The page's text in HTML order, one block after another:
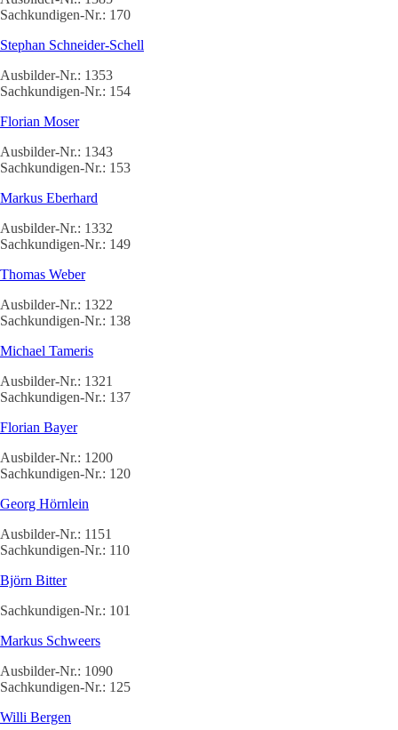
Sachkundigen-Nr.: 170
Stephan Schneider-Schell
Ausbilder-Nr.: 1353
Sachkundigen-Nr.: 154
Florian Moser
Ausbilder-Nr.: 1343
Sachkundigen-Nr.: 153
Markus Eberhard
Ausbilder-Nr.: 1332
Sachkundigen-Nr.: 149
Thomas Weber
Ausbilder-Nr.: 1322
Sachkundigen-Nr.: 138
Michael Tameris
Ausbilder-Nr.: 1321
Sachkundigen-Nr.: 137
Florian Bayer
Ausbilder-Nr.: 1200
Sachkundigen-Nr.: 120
Georg Hörnlein
Ausbilder-Nr.: 1151
Sachkundigen-Nr.: 110
Björn Bitter
Sachkundigen-Nr.: 101
Markus Schweers
Ausbilder-Nr.: 1090
Sachkundigen-Nr.: 125
Willi Bergen